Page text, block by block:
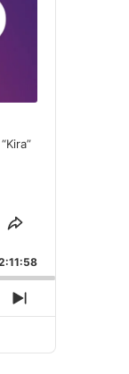
Share
Episode
Next
Episode